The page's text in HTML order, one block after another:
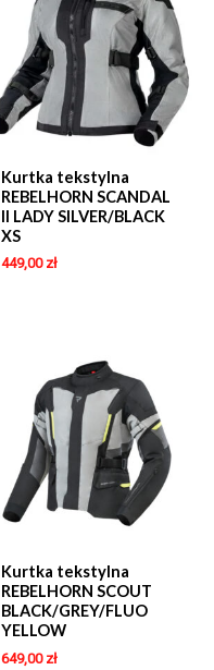
Kurtka tekstylna
REBELHORN SCANDAL
II LADY SILVER/BLACK
XS
449,00 zł
Kurtka tekstylna
REBELHORN SCOUT
BLACK/GREY/FLUO
YELLOW
649,00 zł